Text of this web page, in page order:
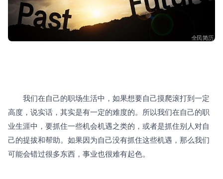
我们在自己的职场生活中，如果想要自己摸爬滚打到一定
高度，说实话，其实是有一定的难度的。所以我们在自己的职
业生涯中，要抓住一些机会机遇之类的，或者是抓住别人对自
己的提拔和帮助。如果因为自己没有抓住这些机遇，那么我们
可能会错过很多东西，事业也很难有起色。